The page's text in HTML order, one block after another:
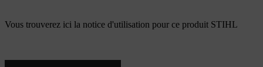
Vous trouverez ici la notice d'utilisation pour ce produit STIHL